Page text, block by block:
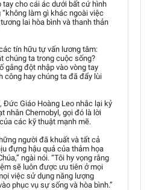
tay cho cái ác dưới bất cứ hình
làm gì khác ngoài việc
lai hòa bình và thanh thản
tín hữu tự vấn lương tâm:
chúng ta trong cuộc sống?
gắng đột nhập vào vòng tay
công hay chúng ta đã đẩy lùi
, Đức Giáo Hoàng Leo nhắc lại kỷ
nhân Chernobyl, gọi đó là lời
các kỹ thuật mạnh mẽ.
người đã khuất và tất cả
đựng hậu quả của thảm họa
ngài nói. “Tôi hy vọng rằng
sẽ luôn được ưu tiên ở mọi
việc sử dụng năng lượng
phục vụ sự sống và hòa bình.”